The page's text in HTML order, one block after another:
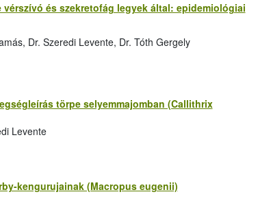
és szekretofág legyek által: epidemiológiai
Dr. Szeredi Levente, Dr. Tóth Gergely
törpe selyemmajomban (Callithrix
Levente
kengurujainak (Macropus eugenii)